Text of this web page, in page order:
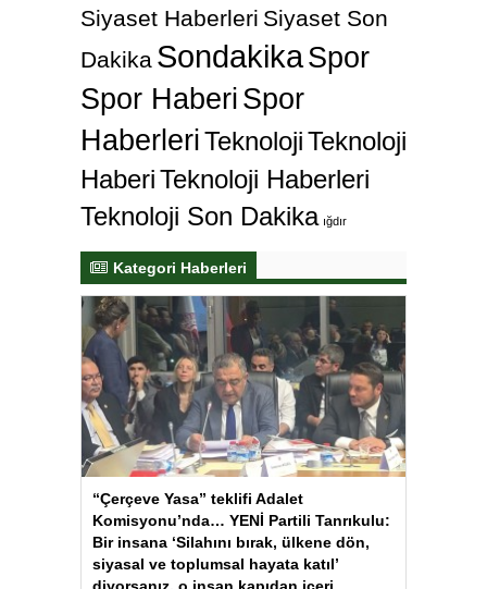
Siyaset Haberleri Siyaset Son
Dakika SondakikaSpor
Spor Haberi Spor
HaberleriTeknolojiTeknoloji
HaberiTeknoloji Haberleri
Teknoloji Son Dakika ığdır
Kategori Haberleri
“Çerçeve Yasa” teklifi Adalet
Komisyonu’nda… YENİ Partili Tanrıkulu:
Bir insana ‘Silahını bırak, ülkene dön,
siyasal ve toplumsal hayata katıl’